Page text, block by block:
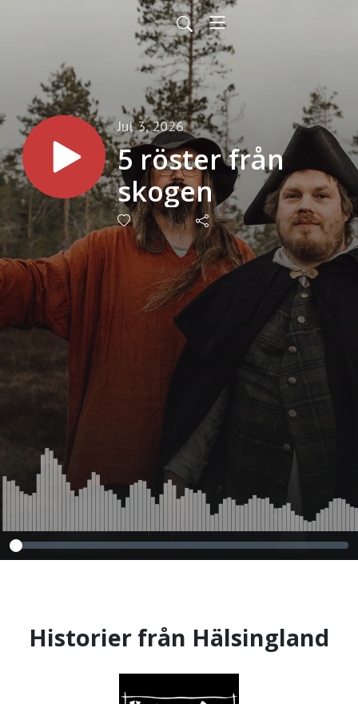
Jul 3, 2026
5 röster från
skogen
Historier från Hälsingland